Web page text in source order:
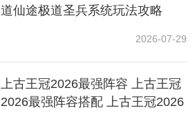
道仙途极道圣兵系统玩法攻略
2026-07-29
上古王冠2026最强阵容 上古王冠
2026最强阵容搭配 上古王冠2026